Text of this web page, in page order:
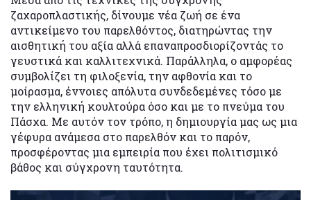
ζαχαροπλαστικής, δίνουμε νέα ζωή σε ένα
αντικείμενο του παρελθόντος, διατηρώντας την
αισθητική του αξία αλλά επαναπροσδιορίζοντάς το
γευστικά και καλλιτεχνικά. Παράλληλα, ο αμφορέας
συμβολίζει τη φιλοξενία, την αφθονία και το
μοίρασμα, έννοιες απόλυτα συνδεδεμένες τόσο με
την ελληνική κουλτούρα όσο και με το πνεύμα του
Πάσχα. Με αυτόν τον τρόπο, η δημιουργία μας ως μια
γέφυρα ανάμεσα στο παρελθόν και το παρόν,
προσφέροντας μια εμπειρία που έχει πολιτισμικό
βάθος και σύγχρονη ταυτότητα.